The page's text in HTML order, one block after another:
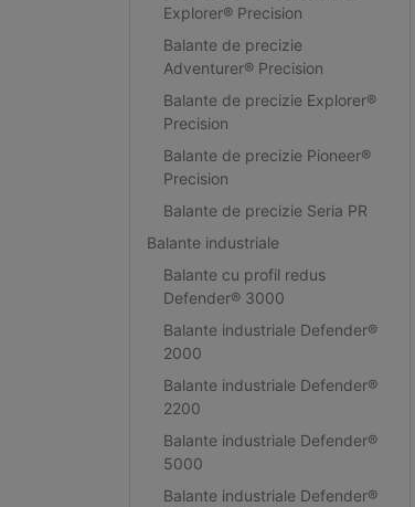
Explorer® Precision
Balante de precizie
Adventurer® Precision
Balante de precizie Explorer®
Precision
Balante de precizie Pioneer®
Precision
Balante de precizie Seria PR
Balante industriale
Balante cu profil redus
Defender® 3000
Balante industriale Defender®
2000
Balante industriale Defender®
2200
Balante industriale Defender®
5000
Balante industriale Defender®